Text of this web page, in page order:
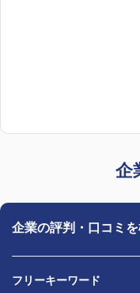
企
企業の評判・口コミ
フリーキーワード